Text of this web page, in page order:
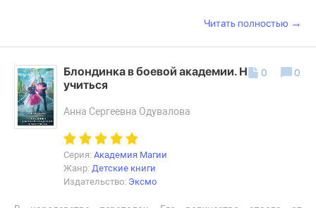
Читать полностью →
Блондинка в боевой академии. Не хочу
учиться
Анна Сергеевна Одувалова
Серия: Академия Магии
Жанр: Детские книги
Издательство: Эксмо
0 0